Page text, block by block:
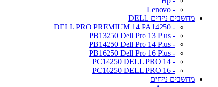
- Lenovo
מחשבים ניידים DELL
- DELL PRO PREMIUM 14 PA14250
- PB13250 Dell Pro 13 Plus
- PB14250 Dell Pro 14 Plus
- PB16250 Dell Pro 16 Plus
- PC14250 DELL PRO 14
- PC16250 DELL PRO 16
מחשבים נייחים